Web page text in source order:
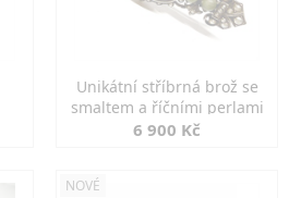
Unikátní stříbrná brož se
smaltem a říčními perlami
6 900 Kč
NOVÉ